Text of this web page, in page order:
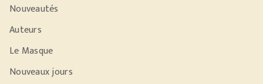
Nouveautés
Auteurs
Le Masque
Nouveaux jours